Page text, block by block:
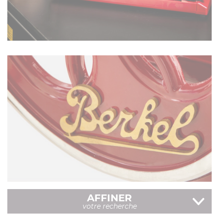
EN SAVOIR PLUS
ACCESSOIRES
EN SAVOIR PLUS
AFFINER
votre recherche